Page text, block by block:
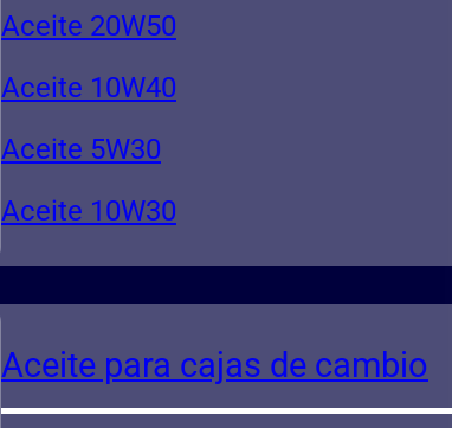
Aceite 20W50
Aceite 10W40
Aceite 5W30
Aceite 10W30
Aceite para cajas de cambio